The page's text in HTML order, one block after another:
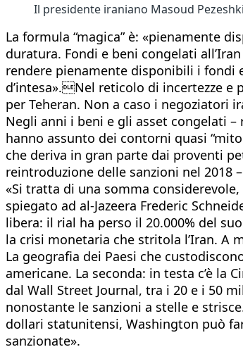
Il presidente iraniano Masoud
La formula “magica” è: «pienamente
duratura. Fondi e beni congelati
rendere pienamente disponibili i fondi
d’intesa».Nel reticolo di incertezze e
per Teheran. Non a caso i negoziatori
Negli anni i beni e gli asset congelati
hanno assunto dei contorni quasi
che deriva in gran parte dai proventi
reintroduzione delle sanzioni nel 2018
«Si tratta di una somma
spiegato ad al-Jazeera Frederic
libera: il rial ha perso il 20.000% del
la crisi monetaria che stritola l’Iran. A
La geografia dei Paesi che
americane. La seconda: in testa c’è
dal Wall Street Journal, tra i 20 e i 50
nonostante le sanzioni a stelle e
dollari statunitensi, Washington può
sanzionate».